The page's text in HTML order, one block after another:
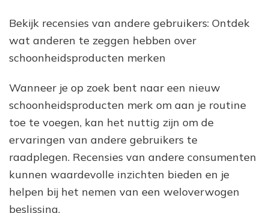
Bekijk recensies van andere gebruikers: Ontdek
wat anderen te zeggen hebben over
schoonheidsproducten merken
Wanneer je op zoek bent naar een nieuw
schoonheidsproducten merk om aan je routine
toe te voegen, kan het nuttig zijn om de
ervaringen van andere gebruikers te
raadplegen. Recensies van andere consumenten
kunnen waardevolle inzichten bieden en je
helpen bij het nemen van een weloverwogen
beslissing.